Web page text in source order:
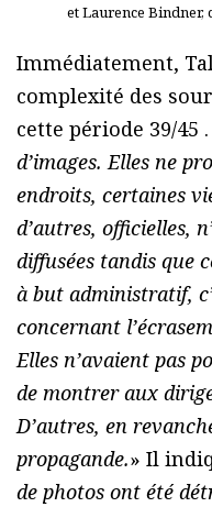
et Laurence Bindner,
Immédiatement,
complexité des
cette période 39/45 .
d’images. Elles ne
endroits, certaines
d’autres, officielles,
diffusées tandis que
à but administratif,
concernant
Elles n’avaient pas
de montrer aux
D’autres, en
propagande.» Il
de photos ont été